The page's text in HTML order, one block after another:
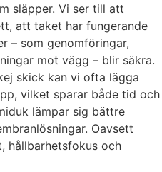
släpper. Vi ser till att
att taket har fungerande
– som genomföringar,
mot vägg – blir säkra.
skick kan vi ofta lägga
vilket sparar både tid och
lämpar sig bättre
Oavsett
hållbarhetsfokus och